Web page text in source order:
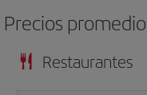
Precios
Restaurantes